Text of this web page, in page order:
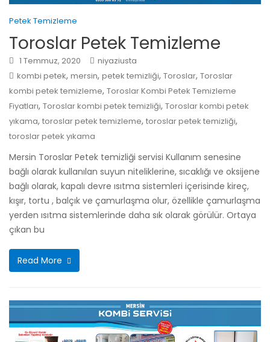
Petek Temizleme
Toroslar Petek Temizleme
1 Temmuz, 2020
niyaziusta
kombi petek, mersin, petek temizliği, Toroslar, Toroslar
kombi petek temizleme, Toroslar Kombi Petek Temizleme
Fiyatları, Toroslar kombi petek temizliği, Toroslar kombi petek
yıkama, toroslar petek temizleme, toroslar petek temizliği,
toroslar petek yıkama
Mersin Toroslar Petek temizliği servisi Kullanım senesine
bağlı olarak kullanılan suyun niteliklerine, sıcaklığı ve oksijene
bağlı olarak, kapalı devre ısıtma sistemleri içerisinde kireç,
kışır, tortu , balçık ve çamurlaşma olur, özellikle çamurlaşma
yerden ısıtma sistemlerinde daha sık olarak görülür. Ortaya
çıkan bu
Read More